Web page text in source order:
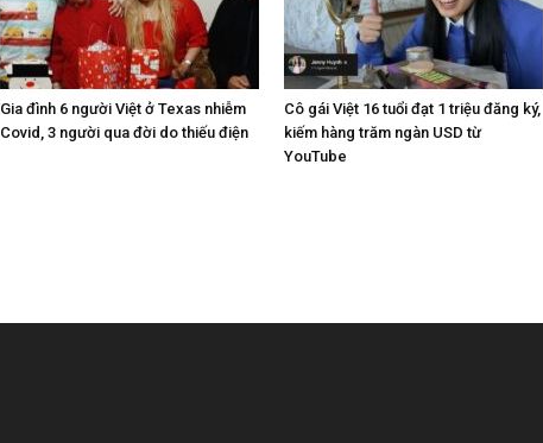
Gia đình 6 người Việt ở Texas nhiễm
Covid, 3 người qua đời do thiếu điện
Cô gái Việt 16 tuổi đạt 1 triệu đăng ký,
kiếm hàng trăm ngàn USD từ
YouTube